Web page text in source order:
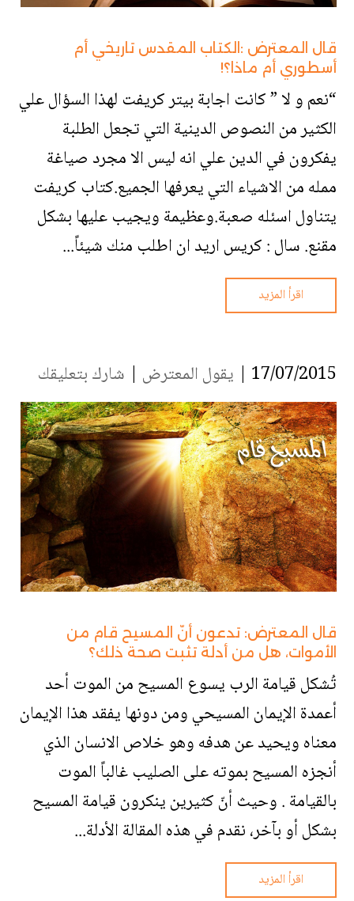
قال المعترض :الكتاب المقدس تاريخي أم
أسطوري أم ماذا؟!
“نعم و لا ” كانت اجابة بيتر كريفت لهذا السؤال علي
الكثير من النصوص الدينية التي تجعل الطلبة
يفكرون في الدين علي انه ليس الا مجرد صياغة
ممله من الاشياء التي يعرفها الجميع.كتاب كريفت
يتناول اسئله صعبة.وعظيمة ويجيب عليها بشكل
مقنع. سال : كريس اريد ان اطلب منك شيئاً...
اقرأ المزيد
17/07/2015 | يقول المعترض | شارك بتعليقك
قال المعترض: تدعون أنّ المسيح قام من
الأموات، هل من أدلة تثبت صحة ذلك؟
تُشكل قيامة الرب يسوع المسيح من الموت أحد
أعمدة الإيمان المسيحي ومن دونها يفقد هذا الإيمان
معناه ويحيد عن هدفه وهو خلاص الانسان الذي
أنجزه المسيح بموته على الصليب غالباً الموت
بالقيامة . وحيث أنّ كثيرين ينكرون قيامة المسيح
بشكل أو بآخر، نقدم في هذه المقالة الأدلة...
اقرأ المزيد